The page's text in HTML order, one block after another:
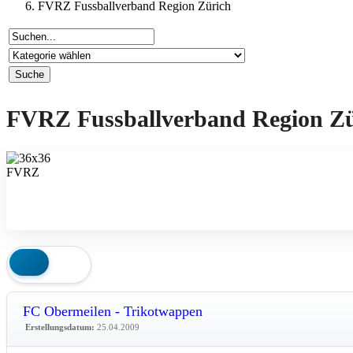
FVRZ Fussballverband Region Zürich
FVRZ Fussballverband Region
FC Obermeilen - Trikotwappen
Erstellungsdatum: 25.04.2009